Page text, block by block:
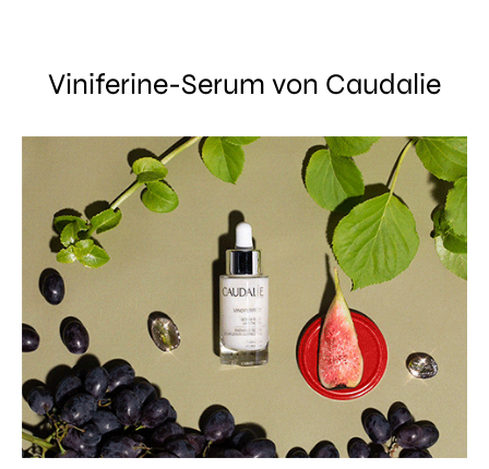
Viniferine-Serum von Caudalie